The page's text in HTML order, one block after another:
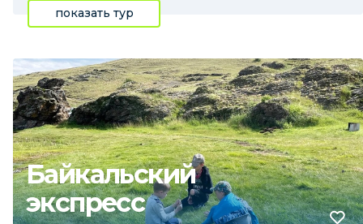
показать тур
Байкальский
экспресс